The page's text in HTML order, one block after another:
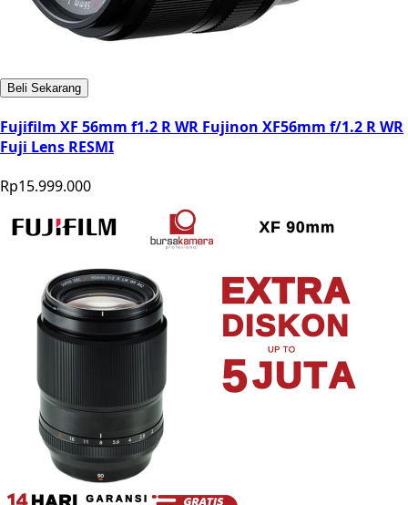
Beli Sekarang
Fujifilm XF 56mm f1.2 R WR Fujinon XF56mm f/1.2 R WR
Fuji Lens RESMI
Rp15.999.000